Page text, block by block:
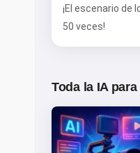
¡El escenario de
50 veces!
Toda la IA